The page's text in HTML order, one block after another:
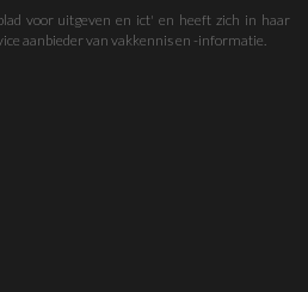
voor uitgeven en ict' en heeft zich in haar
aanbieder van vakkennis en -informatie.